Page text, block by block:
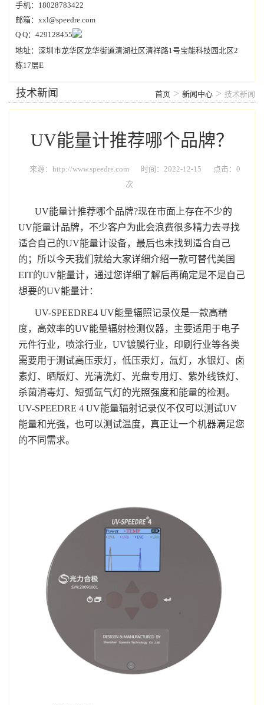
手机：18028783422
邮箱：xxl@speedre.com
Q Q：429128455
地址：深圳市龙华区龙华街道清湖社区清祥路1号宝能科技园北区2
栋17层E
技术新闻 首页 > 新闻中心 > 技术新闻
UV能量计推荐哪个品牌？
来源：http://www.speedre.com 时间：2022-12-15
点击：0
次
UV能量计推荐哪个品牌?现在市面上存在不少的
UV能量计品牌，不少客户为此会浪费很多精力去寻找
适合自己的UV能量计设备，最后也未找到适合自己
的；所以今天我们就给大家详细介绍一款可替代美国
EIT的UV能量计，通过您详细了解后再确定是不是自己
想要的UV能量计：
UV-SPEEDRE4 UV能量辐照记录仪是一款高精
度，高效率的UV能量辐射检测仪器，主要适用于电子
元件行业，喷涂行业，UV镀膜行业，印刷行业等各类
需要用于测试高压汞灯，低压汞灯，氙灯，水银灯、卤
素灯、晒版灯、光清洗灯、光盘专用灯、紫外线铁灯、
杀菌消毒灯、短弧氙气灯的光照强度和能量的检测。
UV-SPEEDRE 4 UV能量辐射记录仪不仅可以测试UV
能量和光强，也可以测试温度，真正让一个机器满足您
的不同需求。